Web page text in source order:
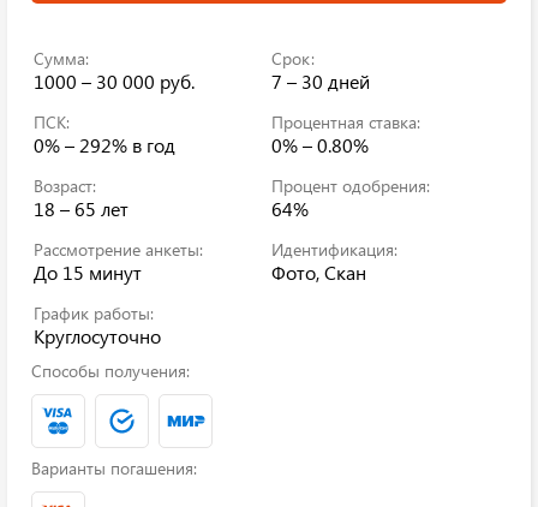
Сумма:
1000 – 30 000 руб.
Срок:
7 – 30 дней
ПСК:
0% – 292% в год
Процентная ставка:
0% – 0.80%
Возраст:
18 – 65 лет
Процент одобрения:
64%
Рассмотрение анкеты:
До 15 минут
Идентификация:
Фото, Скан
График работы:
Круглосуточно
Способы получения:
Варианты погашения: